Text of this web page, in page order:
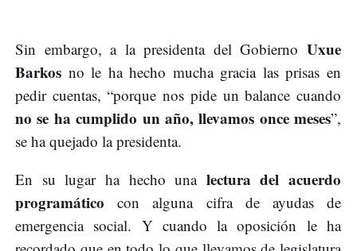
Sin embargo, a la presidenta del Gobierno Uxue
Barkos no le ha hecho mucha gracia las prisas en
pedir cuentas, “porque nos pide un balance cuando
no se ha cumplido un año, llevamos once meses”,
se ha quejado la presidenta.
En su lugar ha hecho unalectura del acuerdo
programáticocon alguna cifra de ayudas de
emergencia social. Y cuando la oposición le ha